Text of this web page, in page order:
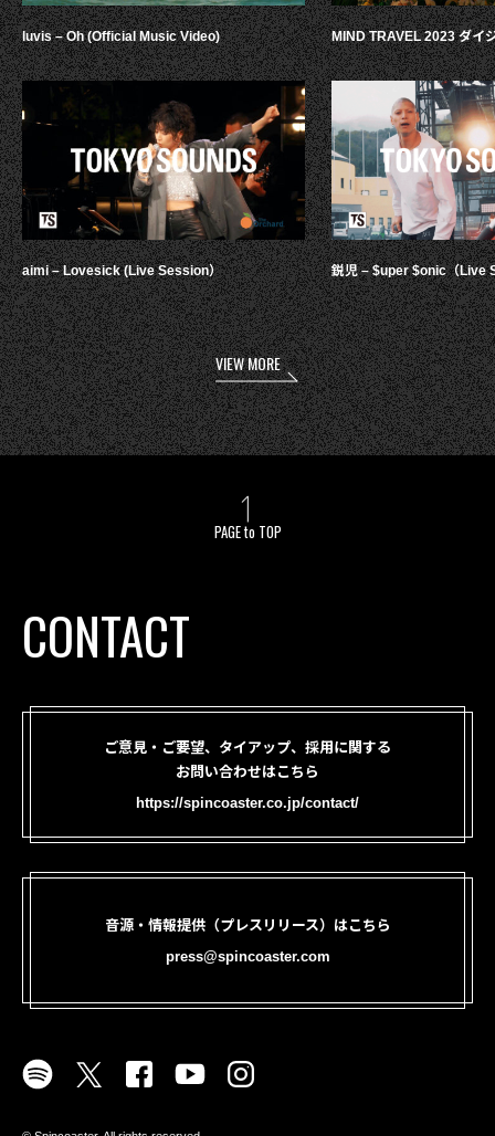
luvis – Oh (Official Music Video)
aimi – Lovesick (Live Session）
MIND TRAVEL 2023 ダイ
鋭児 – $uper $onic（Live
VIEW MORE
PAGE to TOP
CONTACT
ご意見・ご要望、タイアップ、採用に関する
お問い合わせはこちら
https://spincoaster.co.jp/contact/
音源・情報提供（プレスリリース）はこちら
press@spincoaster.com